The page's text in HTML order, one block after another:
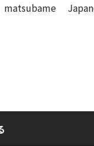
matsubame